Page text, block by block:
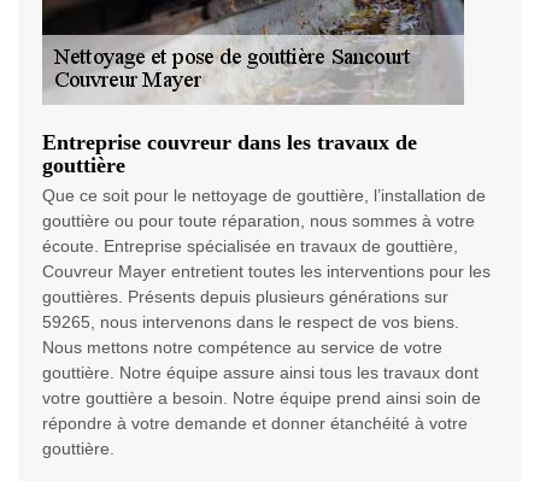
Entreprise couvreur dans les travaux de
gouttière
Que ce soit pour le nettoyage de gouttière, l’installation de
gouttière ou pour toute réparation, nous sommes à votre
écoute. Entreprise spécialisée en travaux de gouttière,
Couvreur Mayer entretient toutes les interventions pour les
gouttières. Présents depuis plusieurs générations sur
59265, nous intervenons dans le respect de vos biens.
Nous mettons notre compétence au service de votre
gouttière. Notre équipe assure ainsi tous les travaux dont
votre gouttière a besoin. Notre équipe prend ainsi soin de
répondre à votre demande et donner étanchéité à votre
gouttière.